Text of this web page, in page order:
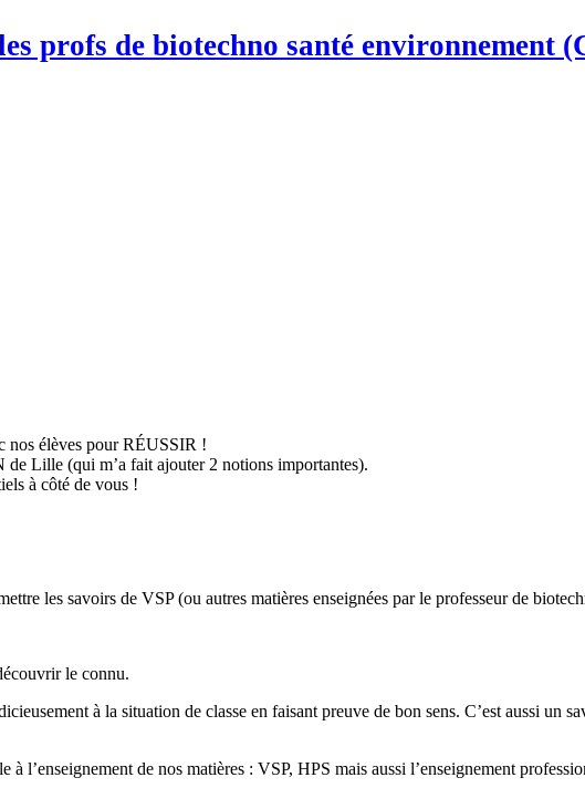
profs de biotechno santé environnement
nos élèves pour RÉUSSIR !
Lille (qui m’a fait ajouter 2 notions importantes).
à côté de vous !
les savoirs de VSP (ou autres matières enseignées par le professeur de
le connu.
à la situation de classe en faisant preuve de bon sens. C’est aussi un
l’enseignement de nos matières : VSP, HPS mais aussi l’enseignement